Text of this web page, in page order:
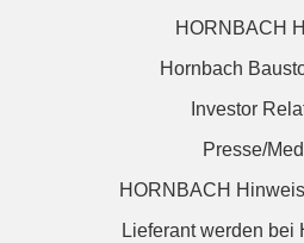
HORNBACH
Hornbach
Investor
Presse/
HORNBACH
Lieferant werden bei